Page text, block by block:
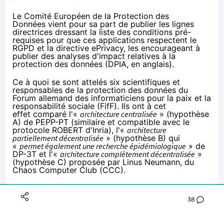
Le Comité Européen de la Protection des
Données vient pour sa part de publier les lignes
directrices dressant la liste des conditions pré-
requises pour que ces applications respectent le
RGPD et la directive ePrivacy, les encourageant à
publier des analyses d'impact relatives à la
protection des données (DPIA, en anglais).
Ce à quoi se sont attelés six scientifiques et
responsables de la protection des données du
Forum allemand des informaticiens pour la paix et la
responsabilité sociale (FifF). Ils ont à cet
effet comparé l'« architecture centralisée » (hypothèse
A) de PEPP-PT (similaire et compatible avec le
protocole ROBERT d'Inria), l'« architecture
partiellement décentralisée » (hypothèse B) qui
« permet également une recherche épidémiologique » de
DP-3T et l'« architecture complètement décentralisée »
(hypothèse C) proposée par Linus Neumann, du
Chaos Computer Club (CCC).
Les utilisateurs infectés pourront, dans tous les cas,
être désanonymisés par les responsables des
applications et les autorités compétentes. Avec
38